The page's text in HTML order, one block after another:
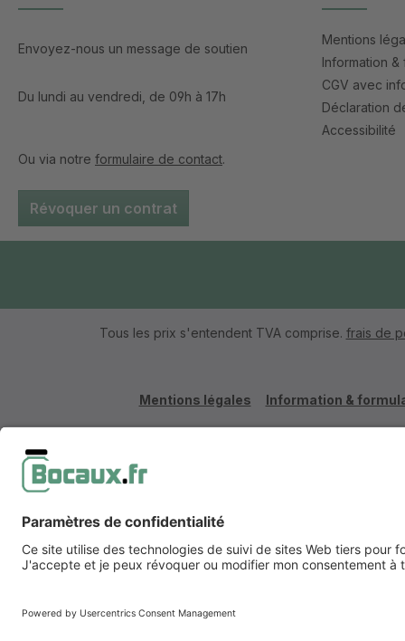
Envoyez-nous un message de soutien
Du lundi au vendredi, de 09h à 17h
Ou via notre formulaire de contact.
Révoquer un contrat
Mentions
Information
CGV avec
Déclaration
Accessibilité
Tous les prix s'entendent TVA comprise. frais de
Mentions légales Information &